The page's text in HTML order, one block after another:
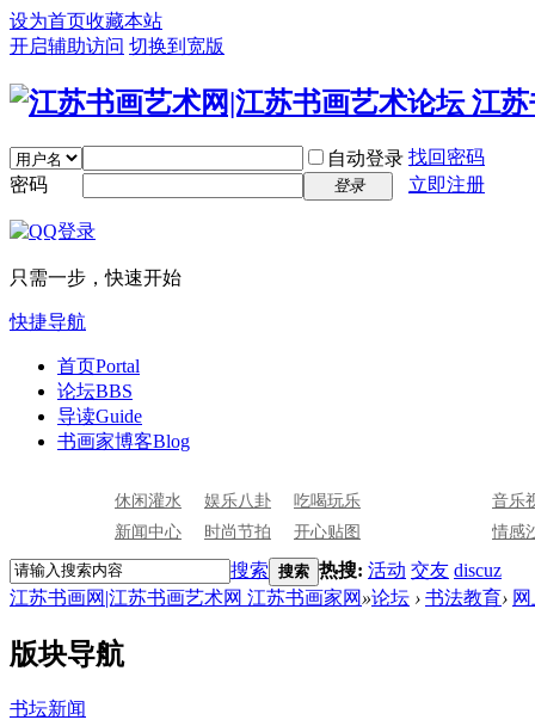
设为首页收藏本站
开启辅助访问 切换到宽版
自动登录 找回密码
密码
登录 立即注册
只需一步，快速开始
快捷导航
首页Portal
论坛BBS
导读Guide
书画家博客Blog
休闲灌水 娱乐八卦
吃喝玩乐
新闻中心
时尚节拍 开心贴图
音乐
情感
搜索 搜索 热搜: 活动 交友 discuz
江苏书画网|江苏书画艺术网 江苏书画家网 »论坛 › 书法教育›
版块导航
书坛新闻